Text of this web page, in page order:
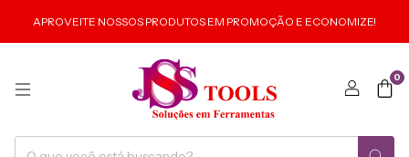
APROVEITE NOSSOS PRODUTOS EM PROMOÇÃO E ECONOMIZE!
0